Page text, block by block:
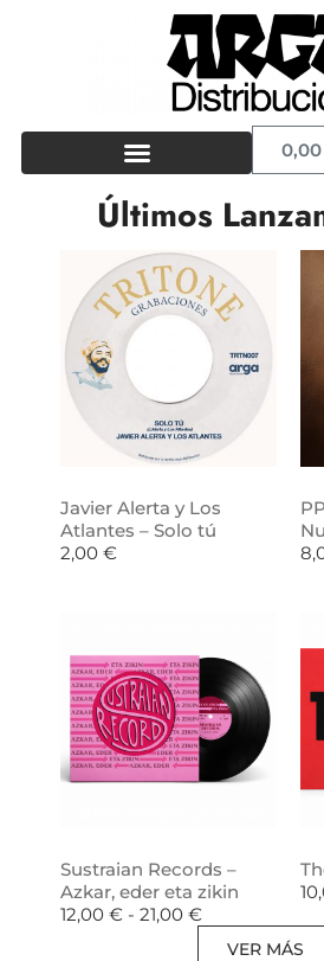
Últimos
Javier Alerta y Los
Atlantes – Solo tú
2,00 €
Sustraian Records –
Azkar, eder eta zikin
12,00 € - 21,00 €
VER MÁS